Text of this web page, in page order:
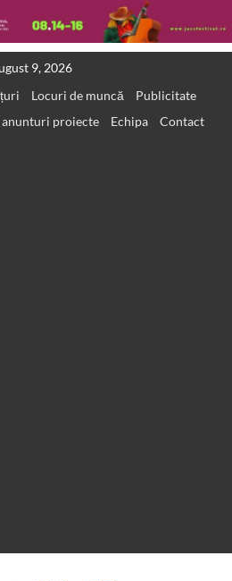
9, 2026
Locuri de muncă
Publicitate
proiecte Echipa Contact